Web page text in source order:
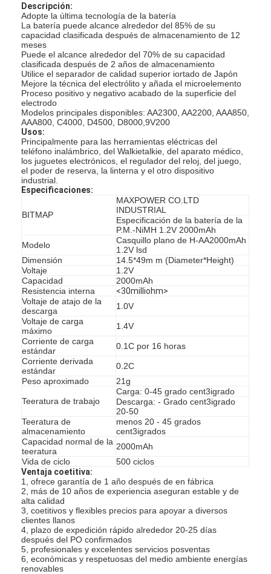
Hogar
Productos
Sobre nosotros
Descripción:
Adopte la última tecnología de la batería
La batería puede alcance alrededor del 85% de su
capacidad clasificada después de almacenamiento de 12
meses
Puede el alcance alrededor del 70% de su capacidad
clasificada después de 2 años de almacenamiento
Utilice el separador de calidad superior iortado de Japón
Mejore la técnica del electrólito y añada el microelemento
Proceso positivo y negativo acabado de la superficie del
electrodo
Modelos principales disponibles: AA2300, AA2200, AAA850,
AAA800, C4000, D4500, D8000,9V200
Usos:
Principalmente para las herramientas eléctricas del
teléfono inalámbrico, del Walkietalkie, del aparato médico
los juguetes electrónicos, el regulador del reloj, del juego,
el poder de reserva, la linterna y el otro dispositivo
industrial.
Especificaciones:
BITMAP
MAXPOWER CO.LTD
INDUSTRIAL
Especificación de la batería de la
P.M.-NiMH 1.2V 2000mAh
Modelo
Casquillo plano de H-AA2000mAh
1.2V lsd
Dimensión
14.5*49m m (Diameter*Height)
Voltaje
1.2V
Capacidad
2000mAh
Resistencia interna
<30milliohm>
Voltaje de atajo de la
descarga
1.0V
Voltaje de carga
máximo
1.4V
Corriente de carga
estándar
0.1C por 16 horas
Corriente derivada
estándar
0.2C
Peso aproximado
21g
Teeratura de trabajo
Carga: 0-45 grado cent3igrado
Descarga: - Grado cent3igrado
20-50
Teeratura de
almacenamiento
menos 20 - 45 grados
cent3igrados
Capacidad normal de la
teeratura
2000mAh
Vida de ciclo
500 ciclos
Ventaja coetitiva:
1, ofrece garantía de 1 año después de en fábrica
2, más de 10 años de experiencia aseguran estable y de
alta calidad
3, coetitivos y flexibles precios para apoyar a diversos
clientes llanos
4, plazo de expedición rápido alrededor 20-25 días
después del PO confirmados
5, profesionales y excelentes servicios posventas
6, económicas y respetuosas del medio ambiente energías
renovables